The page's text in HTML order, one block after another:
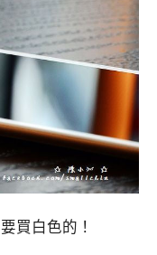
買白色的！